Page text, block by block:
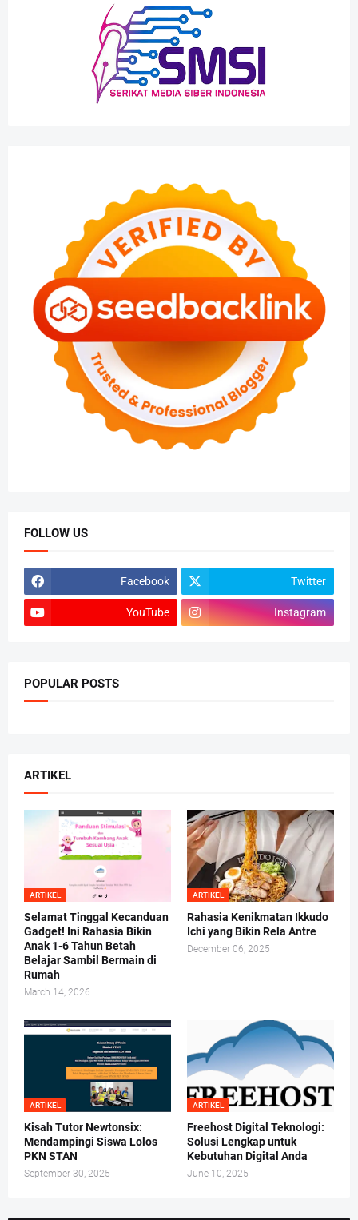
FOLLOW US
Facebook Twitter
YouTube Instagram
POPULAR POSTS
ARTIKEL
ARTIKEL
Selamat Tinggal Kecanduan
Gadget! Ini Rahasia Bikin
Anak 1-6 Tahun Betah
Belajar Sambil Bermain di
Rumah
March 14, 2026
ARTIKEL
Rahasia Kenikmatan Ikkudo
Ichi yang Bikin Rela Antre
December 06, 2025
ARTIKEL
Kisah Tutor Newtonsix:
Mendampingi Siswa Lolos
PKN STAN
September 30, 2025
ARTIKEL
Freehost Digital Teknologi:
Solusi Lengkap untuk
Kebutuhan Digital Anda
June 10, 2025